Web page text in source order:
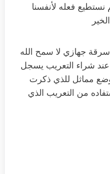
نستطيع فعله لأنفسنا
جهازي لا سمح الله
شراء التعريب يسجل
مماثل للذي ذكرت
من التعريب الذي